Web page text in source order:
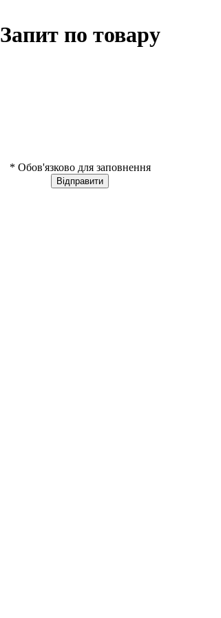
Запит по товару
* Обов'язково для заповнення
Відправити